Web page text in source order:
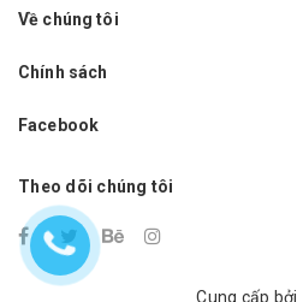
Về chúng tôi
Chính sách
Facebook
Theo dõi chúng tôi
Cung cấp bởi